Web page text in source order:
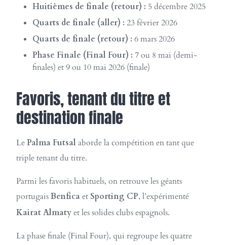
Huitièmes de finale (retour) : 5 décembre 2025
Quarts de finale (aller) : 23 février 2026
Quarts de finale (retour) : 6 mars 2026
Phase Finale (Final Four) : 7 ou 8 mai (demi-
finales) et 9 ou 10 mai 2026 (finale)
Favoris, tenant du titre et
destination finale
LePalma Futsal aborde la compétition en tant que
triple tenant du titre.
Parmi les favoris habituels, on retrouve les géants
portugaisBenficaet Sporting CP, l’expérimenté
Kairat Almatyet les solides clubs espagnols.
La phase finale (Final Four), qui regroupe les quatre